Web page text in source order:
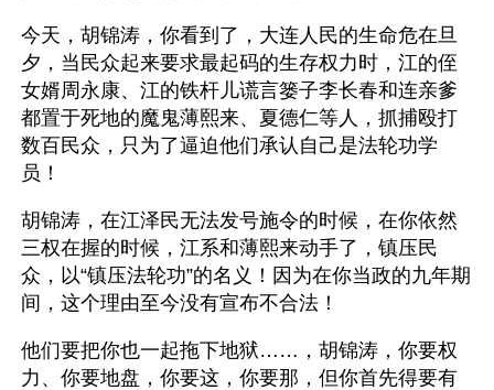
今天，胡锦涛，你看到了，大连人民的生命危在旦
夕，当民众起来要求最起码的生存权力时，江的侄
女婿周永康、江的铁杆儿谎言篓子李长春和连亲爹
都置于死地的魔鬼薄熙来、夏德仁等人，抓捕殴打
数百民众，只为了逼迫他们承认自己是法轮功学
员！
胡锦涛，在江泽民无法发号施令的时候，在你依然
三权在握的时候，江系和薄熙来动手了，镇压民
众，以“镇压法轮功”的名义！因为在你当政的九年期
间，这个理由至今没有宣布不合法！
他们要把你也一起拖下地狱……，胡锦涛，你要权
力、你要地盘，你要这，你要那，但你首先得要有